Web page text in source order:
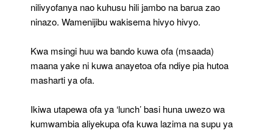
nilivyofanya nao kuhusu hili jambo na barua zao
ninazo. Wamenijibu wakisema hivyo hivyo.
Kwa msingi huu wa bando kuwa ofa (msaada)
maana yake ni kuwa anayetoa ofa ndiye pia hutoa
masharti ya ofa.
Ikiwa utapewa ofa ya ‘lunch’ basi huna uwezo wa
kumwambia aliyekupa ofa kuwa lazima na supu ya